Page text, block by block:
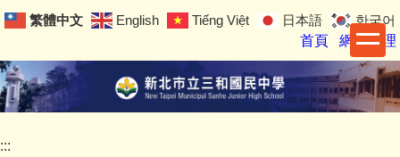
跳
要
內
區
繁體中文 English Tiếng Việt 日本語
한국어
首頁
網站管理
:::